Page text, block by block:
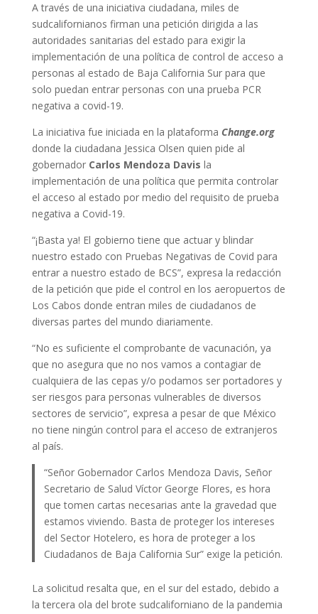
A través de una iniciativa ciudadana, miles de
sudcalifornianos firman una petición dirigida a las
autoridades sanitarias del estado para exigir la
implementación de una política de control de acceso a
personas al estado de Baja California Sur para que
solo puedan entrar personas con una prueba PCR
negativa a covid-19.
La iniciativa fue iniciada en la plataforma Change.org
donde la ciudadana Jessica Olsen quien pide al
gobernador Carlos Mendoza Davis la
implementación de una política que permita controlar
el acceso al estado por medio del requisito de prueba
negativa a Covid-19.
“¡Basta ya! El gobierno tiene que actuar y blindar
nuestro estado con Pruebas Negativas de Covid para
entrar a nuestro estado de BCS”, expresa la redacción
de la petición que pide el control en los aeropuertos de
Los Cabos donde entran miles de ciudadanos de
diversas partes del mundo diariamente.
“No es suficiente el comprobante de vacunación, ya
que no asegura que no nos vamos a contagiar de
cualquiera de las cepas y/o podamos ser portadores y
ser riesgos para personas vulnerables de diversos
sectores de servicio”, expresa a pesar de que México
no tiene ningún control para el acceso de extranjeros
al país.
“Señor Gobernador Carlos Mendoza Davis, Señor
Secretario de Salud Víctor George Flores, es hora
que tomen cartas necesarias ante la gravedad que
estamos viviendo. Basta de proteger los intereses
del Sector Hotelero, es hora de proteger a los
Ciudadanos de Baja California Sur” exige la petición.
La solicitud resalta que, en el sur del estado, debido a
la tercera ola del brote sudcaliforniano de la pandemia